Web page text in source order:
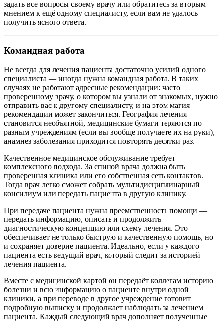
задать все вопросы своему врачу или обратитесь за вторым
мнением к ещё одному специалисту, если вам не удалось
получить ясного ответа.
Командная работа
Не всегда для лечения пациента достаточно усилий одного
специалиста — иногда нужна командная работа. В таких
случаях не работают адресные рекомендации: часто
проверенному врачу, о котором вы узнали от знакомых, нужно
отправить вас к другому специалисту, и на этом магия
рекомендации может закончиться. География лечения
становится необъятной, медицинские бумаги теряются по
разным учреждениям (если вы вообще получаете их на руки),
анамнез заболевания приходится повторять десятки раз.
Качественное медицинское обслуживание требует
комплексного подхода. За спиной врача должна быть
проверенная клиника или его собственная сеть контактов.
Тогда врач легко сможет собрать мультидисциплинарный
консилиум или передать пациента в другую клинику.
При передаче пациента нужна преемственность помощи —
передать информацию, описать и продолжить
диагностическую концепцию или схему лечения. Это
обеспечивает не только быструю и качественную помощь, но
и сохраняет доверие пациента. Идеально, если у каждого
пациента есть ведущий врач, который следит за историей
лечения пациента.
Вместе с медицинской картой он передаёт коллегам историю
болезни и всю информацию о пациенте внутри одной
клиники, а при переводе в другое учреждение готовит
подробную выписку и продолжает наблюдать за лечением
пациента. Каждый следующий врач дополняет полученные